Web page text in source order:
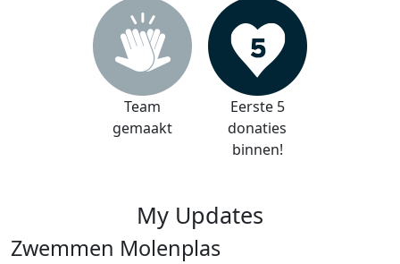
Team
gemaakt
Eerste 5
donaties
binnen!
My Updates
Zwemmen Molenplas